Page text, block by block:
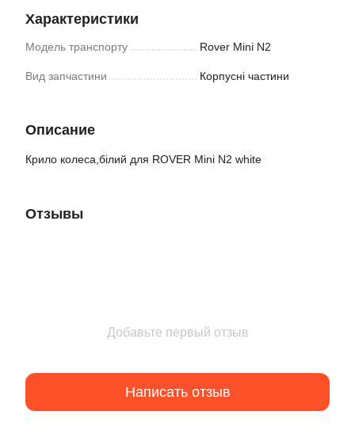
Характеристики
Модель транспорту Rover Mini N2
Вид запчастини Корпусні частини
Описание
Крило колеса,білий для ROVER Mini N2 white
Отзывы
Добавьте первый отзыв
Написать отзыв